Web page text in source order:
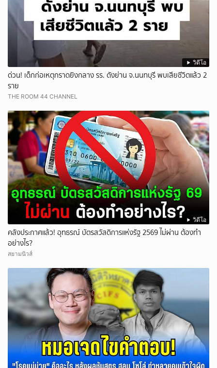
วิดีโอ
ด่วน! เด็กก่อเหตุกราดยิงกลาง รร. ดังย่าน จ.นนทบุรี พบเสียชีวิตแล้ว 2
ราย
THE ROOM 44 CHANNEL
วิดีโอ
คลังประกาศแล้ว! อุทธรณ์ บัตรสวัสดิการแห่งรัฐ 2569 ไม่ผ่าน ต้องทำ
อย่างไร?
สยามนิวส์